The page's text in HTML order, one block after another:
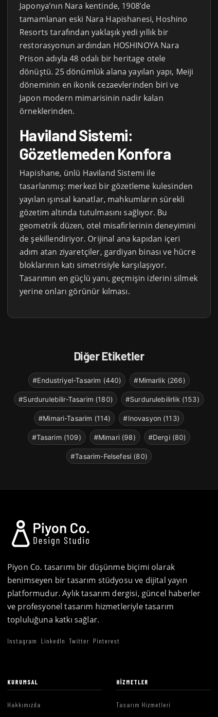
Japonya’nın Nara kentinde, 1908’de
tamamlanan eski Nara Hapishanesi, Hoshino
Resorts tarafından yaklaşık yedi yıllık bir
restorasyonun ardından HOSHINOYA Nara
Prison adıyla 48 odalı bir heritage otele
dönüştü. 25 dönümlük alana yayılan yapı, Meiji
döneminin en ikonik cezaevlerinden biri ve
Japon modern mimarisinin nadir kalan
örneklerinden.
Haviland Sistemi:
Gözetlemeden Konfora
Hapishane, ünlü Haviland Sistemi ile
tasarlanmış: merkezi bir gözetleme kulesinden
yayılan ışınsal kanatlar, mahkumların sürekli
gözetim altında tutulmasını sağlıyor. Bu
geometrik düzen, otel misafirlerinin deneyimini
de şekillendiriyor. Orijinal ana kapıdan içeri
adım atan ziyaretçiler, gardiyan binası ve hücre
bloklarının katı simetrisiyle karşılaşıyor.
Tasarımın en güçlü yanı, geçmişin izlerini silmek
yerine onları görünür kılması.
Diğer Etiketler
#Endustriyel-Tasarim (440) #Mimarlik (266)
#Surdurulebilir-Tasarim (180) #Surdurulebilirlik (153)
#Mimari-Tasarim (114) #Inovasyon (113)
#Tasarim (109) #Mimari (98) #Dergi (80)
#Tasarim-Felsefesi (80)
Piyon Co. tasarımı bir düşünme biçimi olarak
benimseyen bir tasarım stüdyosu ve dijital yayın
platformudur. Aylık tasarım dergisi, güncel haberler
ve profesyonel tasarım hizmetleriyle tasarım
topluluğuna katkı sağlar.
Instagram LinkedIn Twitter Pinterest
KURUMSAL
Hakkımızda
HIZMETLER
Tasarım Hizmetleri